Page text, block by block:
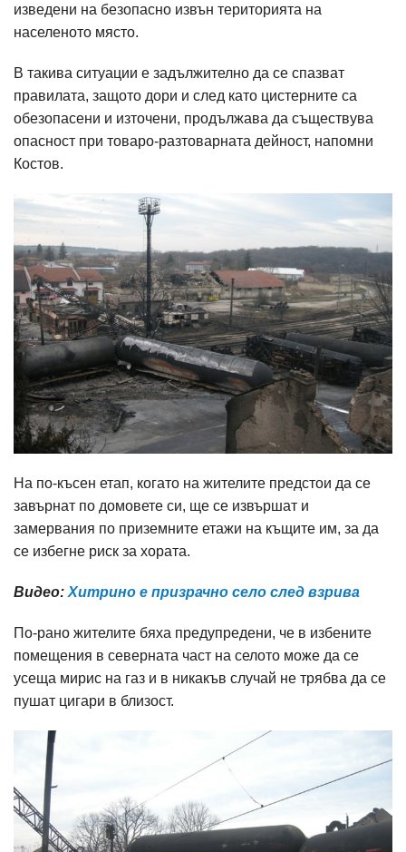
изведени на безопасно извън територията на
населеното място.
В такива ситуации е задължително да се спазват
правилата, защото дори и след като цистерните са
обезопасени и източени, продължава да съществува
опасност при товаро-разтоварната дейност, напомни
Костов.
На по-късен етап, когато на жителите предстои да се
завърнат по домовете си, ще се извършат и
замервания по приземните етажи на къщите им, за да
се избегне риск за хората.
Видео: Хитрино е призрачно село след взрива
По-рано жителите бяха предупредени, че в избените
помещения в северната част на селото може да се
усеща мирис на газ и в никакъв случай не трябва да се
пушат цигари в близост.